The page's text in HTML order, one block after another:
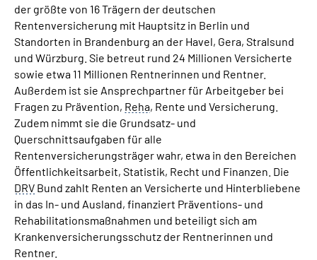
der größte von 16 Trägern der deutschen
Rentenversicherung mit Hauptsitz in Berlin und
Standorten in Brandenburg an der Havel, Gera, Stralsund
und Würzburg. Sie betreut rund 24 Millionen Versicherte
sowie etwa 11 Millionen Rentnerinnen und Rentner.
Außerdem ist sie Ansprechpartner für Arbeitgeber bei
Fragen zu Prävention, Reha, Rente und Versicherung.
Zudem nimmt sie die Grundsatz- und
Querschnittsaufgaben für alle
Rentenversicherungsträger wahr, etwa in den Bereichen
Öffentlichkeitsarbeit, Statistik, Recht und Finanzen. Die
DRV Bund zahlt Renten an Versicherte und Hinterbliebene
in das In- und Ausland, finanziert Präventions- und
Rehabilitationsmaßnahmen und beteiligt sich am
Krankenversicherungsschutz der Rentnerinnen und
Rentner.